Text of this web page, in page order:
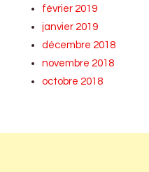
février 2019
janvier 2019
décembre 2018
novembre 2018
octobre 2018